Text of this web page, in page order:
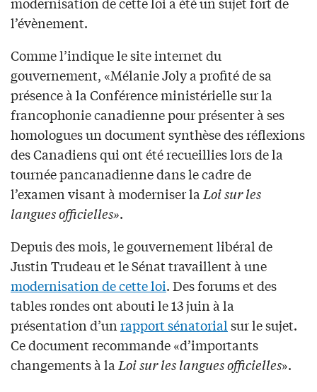
l’évènement.
Comme l’indique le site internet du
gouvernement, «Mélanie Joly a profité de sa
présence à la Conférence ministérielle sur la
francophonie canadienne pour présenter à ses
homologues un document synthèse des réflexions
des Canadiens qui ont été recueillies lors de la
tournée pancanadienne dans le cadre de
l’examen visant à moderniser la Loi sur les
langues officielles».
Depuis des mois, le gouvernement libéral de
Justin Trudeau et le Sénat travaillent à une
modernisation de cette loi. Des forums et des
tables rondes ont abouti le 13 juin à la
présentation d’unrapport sénatorialsur le sujet.
Ce document recommande «d’importants
changements à la Loi sur les langues officielles».